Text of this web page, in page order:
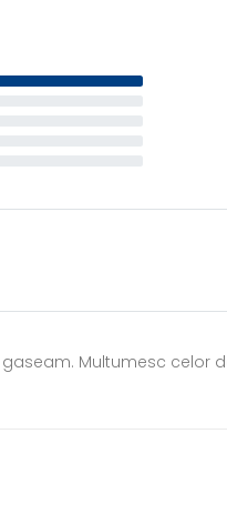
Multumesc celor